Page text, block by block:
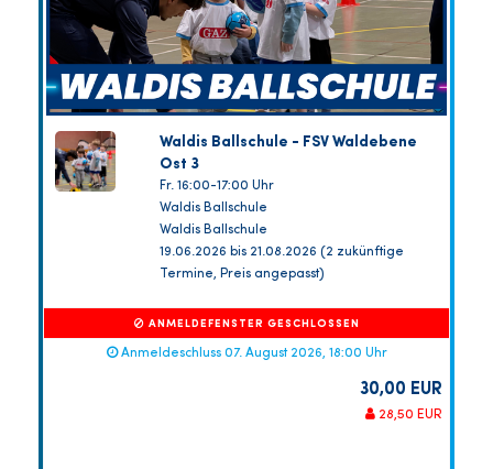
Waldis Ballschule - FSV Waldebene
Ost 3
Fr. 16:00-17:00 Uhr
Waldis Ballschule
Waldis Ballschule
19.06.2026 bis 21.08.2026 (2 zukünftige
Termine, Preis angepasst)
ANMELDEFENSTER GESCHLOSSEN
Anmeldeschluss 07. August 2026, 18:00 Uhr
30,00 EUR
28,50 EUR